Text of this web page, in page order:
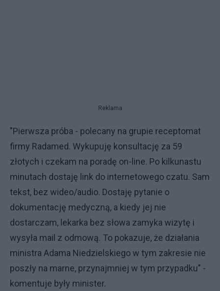
Reklama
"Pierwsza próba - polecany na grupie receptomat
firmy Radamed. Wykupuję konsultację za 59
złotych i czekam na poradę on-line. Po kilkunastu
minutach dostaję link do internetowego czatu. Sam
tekst, bez wideo/audio. Dostaję pytanie o
dokumentację medyczną, a kiedy jej nie
dostarczam, lekarka bez słowa zamyka wizytę i
wysyła mail z odmową. To pokazuje, że działania
ministra Adama Niedzielskiego w tym zakresie nie
poszły na marne, przynajmniej w tym przypadku" -
komentuje były minister.